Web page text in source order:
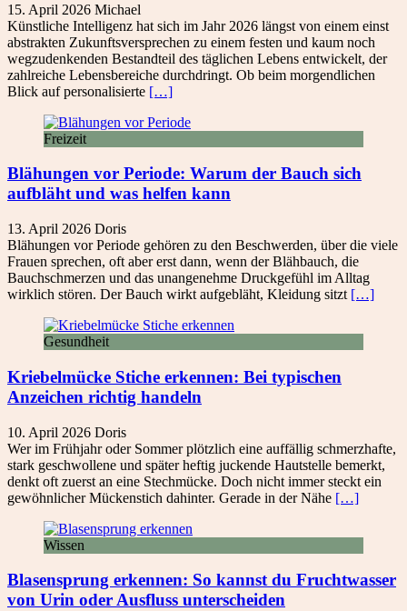
15. April 2026 Michael
Künstliche Intelligenz hat sich im Jahr 2026 längst von einem einst
abstrakten Zukunftsversprechen zu einem festen und kaum noch
wegzudenkenden Bestandteil des täglichen Lebens entwickelt, der
zahlreiche Lebensbereiche durchdringt. Ob beim morgendlichen
Blick auf personalisierte […]
Freizeit
Blähungen vor Periode: Warum der Bauch sich
aufbläht und was helfen kann
13. April 2026 Doris
Blähungen vor Periode gehören zu den Beschwerden, über die viele
Frauen sprechen, oft aber erst dann, wenn der Blähbauch, die
Bauchschmerzen und das unangenehme Druckgefühl im Alltag
wirklich stören. Der Bauch wirkt aufgebläht, Kleidung sitzt […]
Gesundheit
Kriebelmücke Stiche erkennen: Bei typischen
Anzeichen richtig handeln
10. April 2026 Doris
Wer im Frühjahr oder Sommer plötzlich eine auffällig schmerzhafte,
stark geschwollene und später heftig juckende Hautstelle bemerkt,
denkt oft zuerst an eine Stechmücke. Doch nicht immer steckt ein
gewöhnlicher Mückenstich dahinter. Gerade in der Nähe […]
Wissen
Blasensprung erkennen: So kannst du Fruchtwasser
von Urin oder Ausfluss unterscheiden